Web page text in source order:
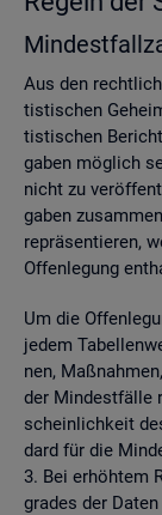
Aus den
tis­ti­schen
tis­ti­schen
ga­ben mög­lich
nicht zu
ga­ben
re­prä­sen­tie­ren,
Of­fen­le­gung
Um die
jedem
nen,
der Min­dest­fäl­le
schein­lich­keit
dard für die
3. Bei er­höh­tem
gra­des der